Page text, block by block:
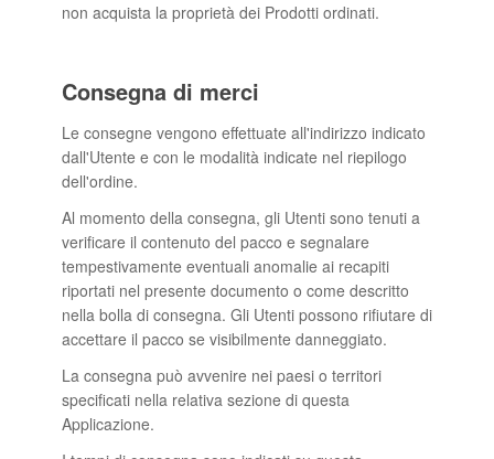
non acquista la proprietà dei Prodotti ordinati.
Consegna di merci
Le consegne vengono effettuate all'indirizzo indicato
dall'Utente e con le modalità indicate nel riepilogo
dell'ordine.
Al momento della consegna, gli Utenti sono tenuti a
verificare il contenuto del pacco e segnalare
tempestivamente eventuali anomalie ai recapiti
riportati nel presente documento o come descritto
nella bolla di consegna. Gli Utenti possono rifiutare di
accettare il pacco se visibilmente danneggiato.
La consegna può avvenire nei paesi o territori
specificati nella relativa sezione di questa
Applicazione.